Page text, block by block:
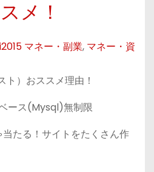
メ！
マネー・副業, マネー・資
）おススメ理由！
ース(Mysql)無制限
たる！サイトをたくさん作